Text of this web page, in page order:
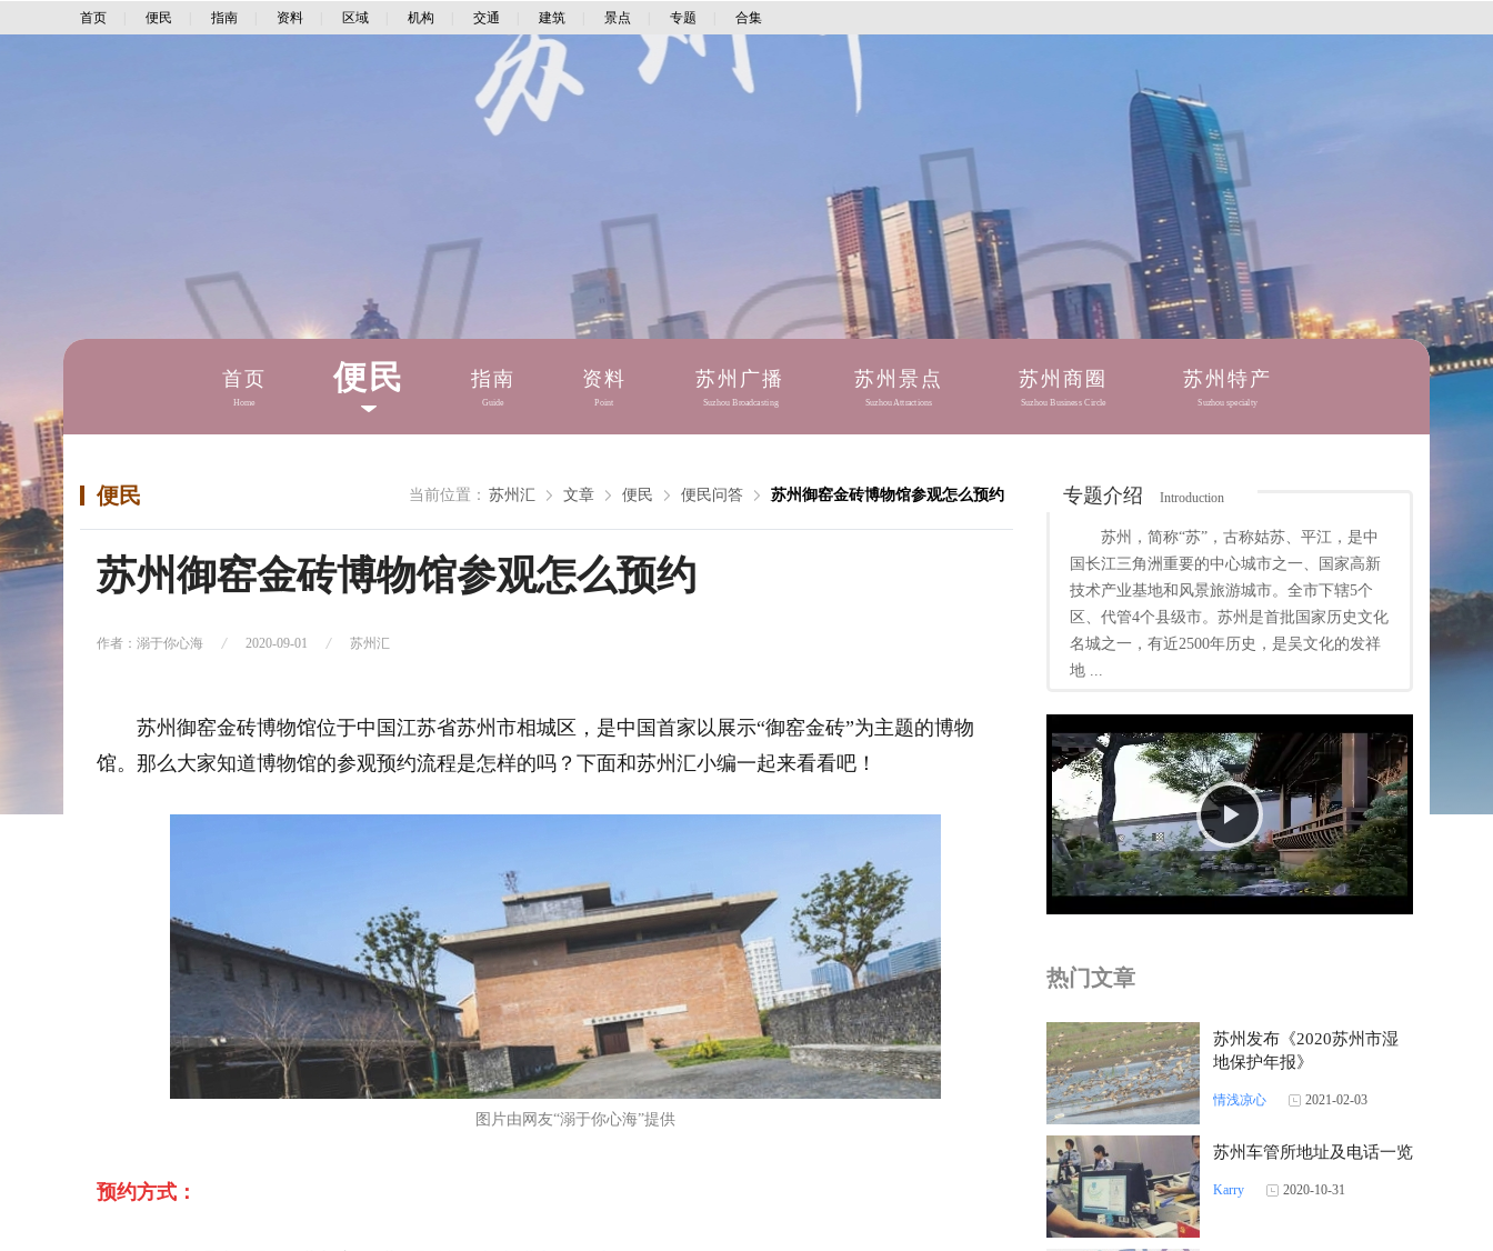
首页 便民 指南 资料 区域 机构 交通 建筑 景点 专题 合集
首页
Home
便民 指南
Guide
资料
Point
苏州广播
Suzhou Broadcasting
苏州景点
Suzhou Attractions
苏州商圈
Suzhou Business Circle
苏州特产
Suzhou specialty
便民 当前位置： 苏州汇 文章 便民 便民问答 苏州御窑金砖博物馆参观怎么预约
苏州御窑金砖博物馆参观怎么预约
作者：溺于你心海 2020-09-01 苏州汇
苏州御窑金砖博物馆位于中国江苏省苏州市相城区，是中国首家以展示“御窑金砖”为主题的博物
馆。那么大家知道博物馆的参观预约流程是怎样的吗？下面和苏州汇小编一起来看看吧！
图片由网友“溺于你心海”提供
预约方式：
专题介绍 Introduction
苏州，简称“苏”，古称姑苏、平江，是中
国长江三角洲重要的中心城市之一、国家高新
技术产业基地和风景旅游城市。全市下辖5个
区、代管4个县级市。苏州是首批国家历史文化
名城之一，有近2500年历史，是吴文化的发祥
地 ...
Play
Video
热门文章
苏州发布《2020苏州市湿
地保护年报》
情浅凉心 2021-02-03
苏州车管所地址及电话一览
Karry 2020-10-31